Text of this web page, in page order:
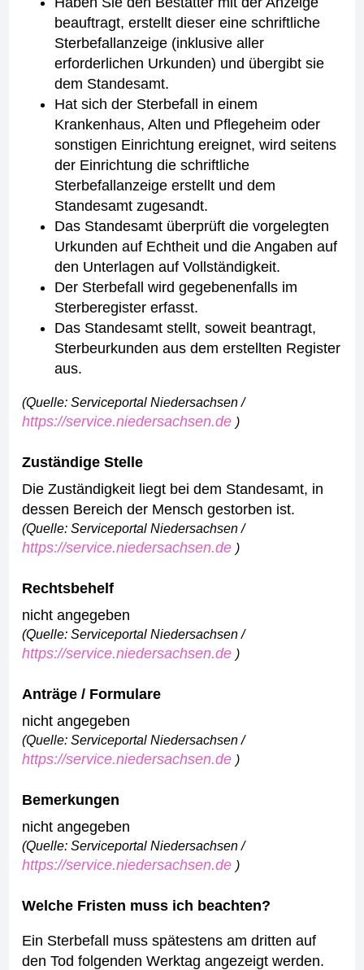
beauftragt, erstellt dieser eine schriftliche
Sterbefallanzeige (inklusive aller
erforderlichen Urkunden) und übergibt sie
dem Standesamt.
Hat sich der Sterbefall in einem
Krankenhaus, Alten und Pflegeheim oder
sonstigen Einrichtung ereignet, wird seitens
der Einrichtung die schriftliche
Sterbefallanzeige erstellt und dem
Standesamt zugesandt.
Das Standesamt überprüft die vorgelegten
Urkunden auf Echtheit und die Angaben auf
den Unterlagen auf Vollständigkeit.
Der Sterbefall wird gegebenenfalls im
Sterberegister erfasst.
Das Standesamt stellt, soweit beantragt,
Sterbeurkunden aus dem erstellten Register
aus.
(Quelle: Serviceportal Niedersachsen /
https://service.niedersachsen.de )
Zuständige Stelle
Die Zuständigkeit liegt bei dem Standesamt, in
dessen Bereich der Mensch gestorben ist.
(Quelle: Serviceportal Niedersachsen /
https://service.niedersachsen.de )
Rechtsbehelf
nicht angegeben
(Quelle: Serviceportal Niedersachsen /
https://service.niedersachsen.de )
Anträge / Formulare
nicht angegeben
(Quelle: Serviceportal Niedersachsen /
https://service.niedersachsen.de )
Bemerkungen
nicht angegeben
(Quelle: Serviceportal Niedersachsen /
https://service.niedersachsen.de )
Welche Fristen muss ich beachten?
Ein Sterbefall muss spätestens am dritten auf
den Tod folgenden Werktag angezeigt werden.